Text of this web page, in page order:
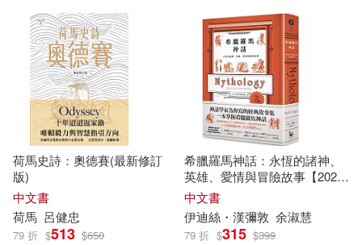
艾閣萌(英國)有限公司(12)
葉郁菁(12) 裕時悠示(12)
賴曉妍(12) 鮎畑とば(12)
（俄羅斯）陀思妥耶夫斯基(12)
(古希臘)普魯塔克(11)
四川大學出版社(50)
上海書畫出版社(49)
浙江文藝出版社(49)
MTEX(48)
荷馬史詩：奧德賽(最新修訂
版)
中文書
荷馬 呂健忠
79 折 $513 $650
希臘羅馬神話：永恆的諸神、
英雄、愛情與冒險故事【2024
全新封面精裝版】
中文書
伊迪絲・漢彌敦 余淑慧
79 折 $315 $399